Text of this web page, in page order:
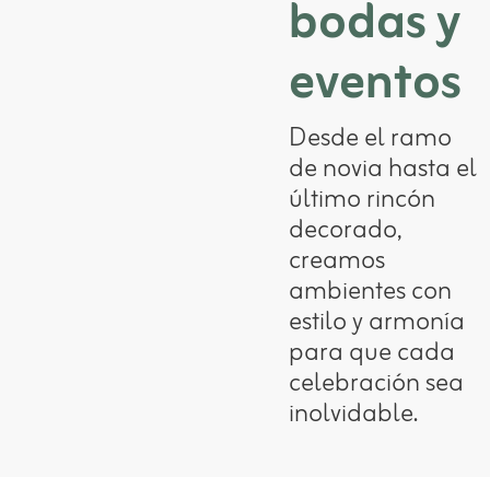
bodas y
eventos
Desde el ramo
de novia hasta el
último rincón
decorado,
creamos
ambientes con
estilo y armonía
para que cada
celebración sea
inolvidable.